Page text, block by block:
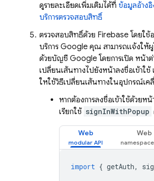
ดูรายละเอียดเพิ่มเติมได้ที่ ข้อมูลอ้าง
บริการตรวจสอบสิทธิ์
ตรวจสอบสิทธิ์ด้วย Firebase โดยใช้
บริการ Google คุณ สามารถแจ้งให้ผู้
ด้วยบัญชี Google โดยการเปิด หน้า
เปลี่ยนเส้นทางไปยังหน้าลงชื่อเข้าใช้
ให้ใช้วิธีเปลี่ยนเส้นทางในอุปกรณ์เค
หากต้องการลงชื่อเข้าใช้ด้วยห
เรียกใช้ signInWithPopup
Web Web
import { getAuth,